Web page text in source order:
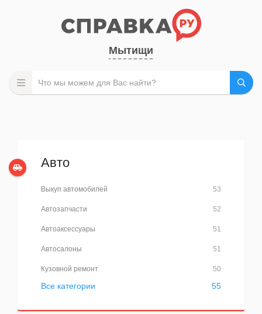
Мытищи
Авто
53
Выкуп автомобилей
52
Автозапчасти
51
Автоаксессуары
51
Автосалоны
50
Кузовной ремонт
55
Все категории